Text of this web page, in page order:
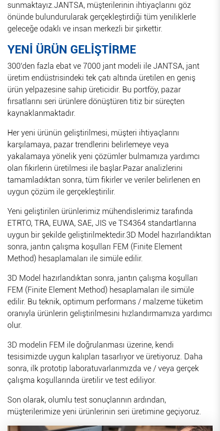
sunmaktayız.JANTSA, müşterilerinin ihtiyaçlarını göz
önünde bulundurularak gerçekleştirdiği tüm yeniliklerle
geleceğe odaklı ve insan merkezli bir şirkettir.
YENİ ÜRÜN GELİŞTİRME
300'den fazla ebat ve 7000 jant modeli ile JANTSA, jant
üretim endüstrisindeki tek çatı altında üretilen en geniş
ürün yelpazesine sahip üreticidir. Bu portföy, pazar
fırsatlarını seri ürünlere dönüştüren titiz bir süreçten
kaynaklanmaktadır.
Her yeni ürünün geliştirilmesi, müşteri ihtiyaçlarını
karşılamaya, pazar trendlerini belirlemeye veya
yakalamaya yönelik yeni çözümler bulmamıza yardımcı
olan fikirlerin üretilmesi ile başlar.Pazar analizlerini
tamamladıktan sonra, tüm fikirler ve veriler belirlenen en
uygun çözüm ile gerçekleştirilir.
Yeni geliştirilen ürünlerimiz mühendislerimiz tarafında
ETRTO, TRA, EUWA, SAE, JIS ve TS4364 standartlarına
uygun bir şekilde geliştirilmektedir.3D Model hazırlandıktan
sonra, jantın çalışma koşulları FEM (Finite Element
Method) hesaplamaları ile simüle edilir.
3D Model hazırlandıktan sonra, jantın çalışma koşulları
FEM (Finite Element Method) hesaplamaları ile simüle
edilir. Bu teknik, optimum performans / malzeme tüketim
oranıyla ürünlerin geliştirilmesini hızlandırmamıza yardımcı
olur.
3D modelin FEM ile doğrulanması üzerine, kendi
tesisimizde uygun kalıpları tasarlıyor ve üretiyoruz. Daha
sonra, ilk prototip laboratuvarlarımızda ve / veya gerçek
çalışma koşullarında üretilir ve test ediliyor.
Son olarak, olumlu test sonuçlarının ardından,
müşterilerimize yeni ürünlerinin seri üretimine geçiyoruz.